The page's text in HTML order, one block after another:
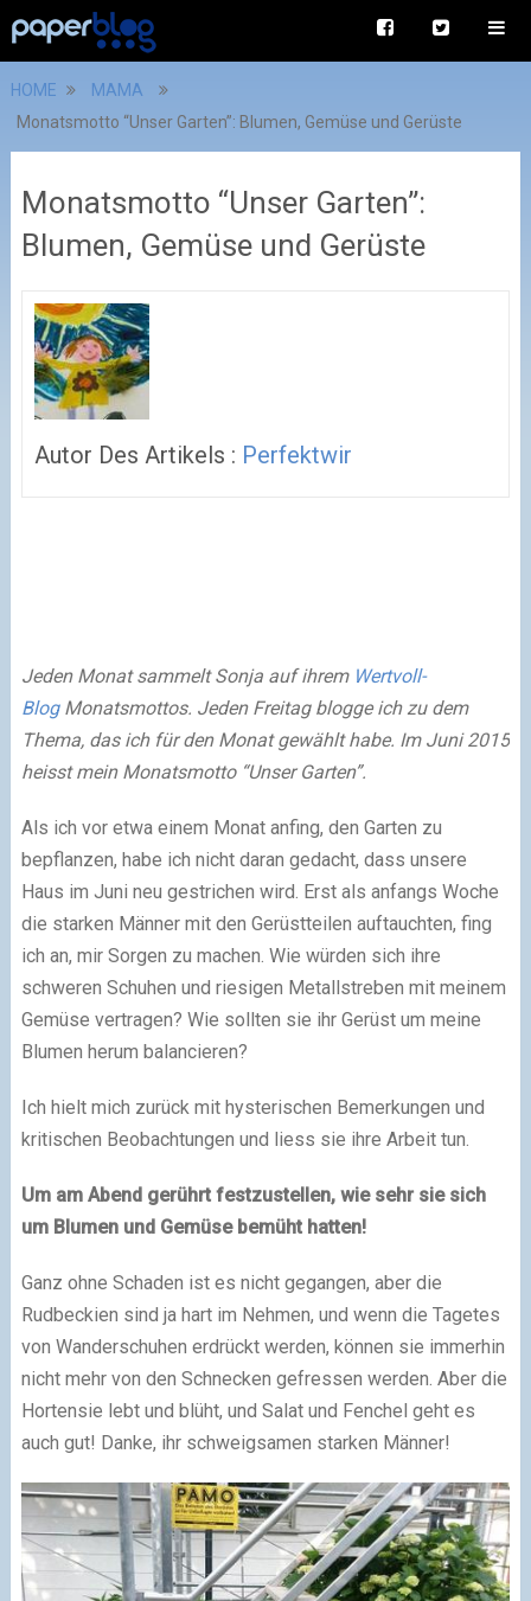
HOME
MAMA
Monatsmotto “Unser Garten”: Blumen, Gemüse und Gerüste
Monatsmotto “Unser Garten”:
Blumen, Gemüse und Gerüste
Autor Des Artikels : Perfektwir
Jeden Monat sammelt Sonja auf ihrem Wertvoll-
BlogMonatsmottos. Jeden Freitag blogge ich zu dem
Thema, das ich für den Monat gewählt habe. Im Juni 2015
heisst mein Monatsmotto “Unser Garten”.
Als ich vor etwa einem Monat anfing, den Garten zu
bepflanzen, habe ich nicht daran gedacht, dass unsere
Haus im Juni neu gestrichen wird. Erst als anfangs Woche
die starken Männer mit den Gerüstteilen auftauchten, fing
ich an, mir Sorgen zu machen. Wie würden sich ihre
schweren Schuhen und riesigen Metallstreben mit meinem
Gemüse vertragen? Wie sollten sie ihr Gerüst um meine
Blumen herum balancieren?
Ich hielt mich zurück mit hysterischen Bemerkungen und
kritischen Beobachtungen und liess sie ihre Arbeit tun.
Um am Abend gerührt festzustellen, wie sehr sie sich
um Blumen und Gemüse bemüht hatten!
Ganz ohne Schaden ist es nicht gegangen, aber die
Rudbeckien sind ja hart im Nehmen, und wenn die Tagetes
von Wanderschuhen erdrückt werden, können sie immerhin
nicht mehr von den Schnecken gefressen werden. Aber die
Hortensie lebt und blüht, und Salat und Fenchel geht es
auch gut! Danke, ihr schweigsamen starken Männer!